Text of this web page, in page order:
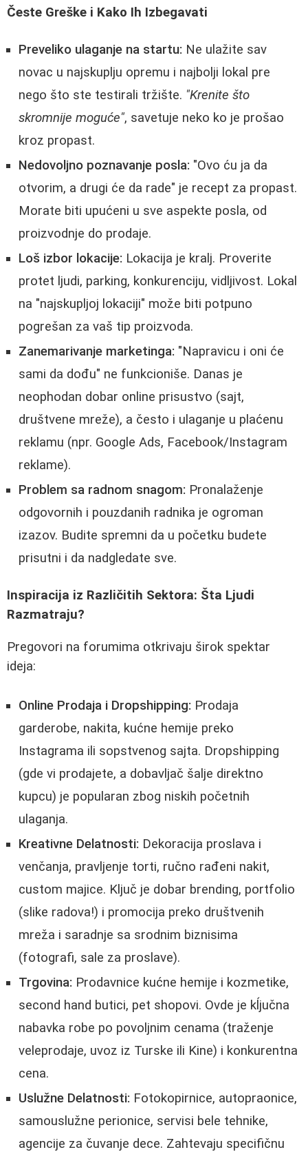
Česte Greške i Kako Ih Izbegavati
Preveliko ulaganje na startu: Ne ulažite sav
novac u najskuplju opremu i najbolji lokal pre
nego što ste testirali tržište. "Krenite što
skromnije moguće", savetuje neko ko je prošao
kroz propast.
Nedovoljno poznavanje posla: "Ovo ću ja da
otvorim, a drugi će da rade" je recept za propast.
Morate biti upućeni u sve aspekte posla, od
proizvodnje do prodaje.
Loš izbor lokacije: Lokacija je kralj. Proverite
protet ljudi, parking, konkurenciju, vidljivost. Lokal
na "najskupljoj lokaciji" može biti potpuno
pogrešan za vaš tip proizvoda.
Zanemarivanje marketinga: "Napravicu i oni će
sami da dođu" ne funkcioniše. Danas je
neophodan dobar online prisustvo (sajt,
društvene mreže), a često i ulaganje u plaćenu
reklamu (npr. Google Ads, Facebook/Instagram
reklame).
Problem sa radnom snagom: Pronalaženje
odgovornih i pouzdanih radnika je ogroman
izazov. Budite spremni da u početku budete
prisutni i da nadgledate sve.
Inspiracija iz Različitih Sektora: Šta Ljudi
Razmatraju?
Pregovori na forumima otkrivaju širok spektar
ideja:
Online Prodaja i Dropshipping: Prodaja
garderobe, nakita, kućne hemije preko
Instagrama ili sopstvenog sajta. Dropshipping
(gde vi prodajete, a dobavljač šalje direktno
kupcu) je popularan zbog niskih početnih
ulaganja.
Kreativne Delatnosti: Dekoracija proslava i
venčanja, pravljenje torti, ručno rađeni nakit,
custom majice. Ključ je dobar brending, portfolio
(slike radova!) i promocija preko društvenih
mreža i saradnje sa srodnim biznisima
(fotografi, sale za proslave).
Trgovina: Prodavnice kućne hemije i kozmetike,
second hand butici, pet shopovi. Ovde je kĺjučna
nabavka robe po povoljnim cenama (traženje
veleprodaje, uvoz iz Turske ili Kine) i konkurentna
cena.
Uslužne Delatnosti: Fotokopirnice, autopraonice,
samouslužne perionice, servisi bele tehnike,
agencije za čuvanje dece. Zahtevaju specifičnu